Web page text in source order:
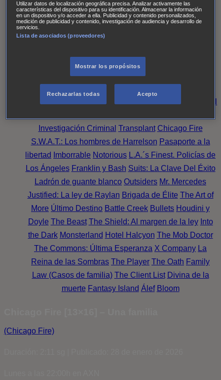
AXN Masters of Sex Three PinesAccused CarterAlice
Nevers Crossing Lines Einstein Sobrenatural Cómo
defender a un asesino
Reckoning: Ajuste de Cuentas
Wild Bill Mentes Criminales
Investigación Criminal Transplant Chicago Fire
S.W.A.T.: Los hombres de Harrelson Pasaporte a la
libertad
Imborrable Notorious L.A.´s Finest. Policías de
Los Ángeles Franklin y Bash Suits: La Clave Del Éxito
Ladrón de guante blanco Outsiders Mr. Mercedes
Justified: La ley de Raylan Brigada de Élite The Art of
More Último Destino Battle Creek Bullets Houdini y
Doyle The Beast The Shield: Al margen de la ley Into
the Dark Monsterland Hotel Halcyon The Mob Doctor
The Commons: Última Esperanza X Company La
Reina de las Sombras The Player The Oath Family
Law (Casos de familia) The Client List Divina de la
muerte Fantasy Island Álef Bloom
(Chicago Fire)
Utilizar datos de localización geográfica precisa. Analizar activamente las
características del dispositivo para su identificación. Almacenar la información
en un dispositivo y/o acceder a ella. Publicidad y contenido personalizados,
medición de publicidad y contenido, investigación de audiencia y desarrollo de
servicios.
Lista de asociados (proveedores)
Mostrar los propósitos
Rechazarlas todas Acepto